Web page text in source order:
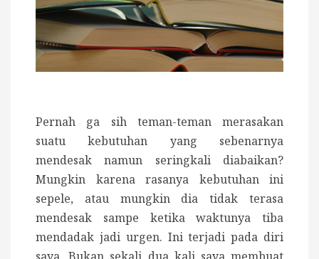
Pernah ga sih teman-teman merasakan
suatu kebutuhan yang sebenarnya
mendesak namun seringkali diabaikan?
Mungkin karena rasanya kebutuhan ini
sepele, atau mungkin dia tidak terasa
mendesak sampe ketika waktunya tiba
mendadak jadi urgen. Ini terjadi pada diri